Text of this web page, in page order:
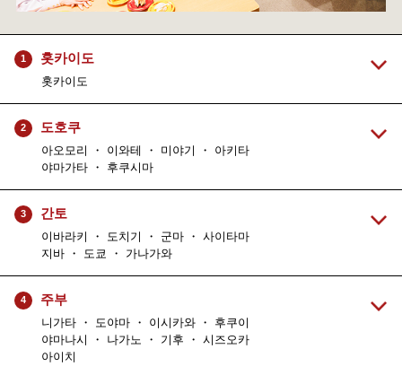
1 홋카이도
홋카이도
2 도호쿠
아오모리 ・ 이와테 ・ 미야기 ・ 아키타
야마가타 ・ 후쿠시마
3 간토
이바라키 ・ 도치기 ・ 군마 ・ 사이타마
지바 ・ 도쿄 ・ 가나가와
4 주부
니가타 ・ 도야마 ・ 이시카와 ・ 후쿠이
야마나시 ・ 나가노 ・ 기후 ・ 시즈오카
아이치